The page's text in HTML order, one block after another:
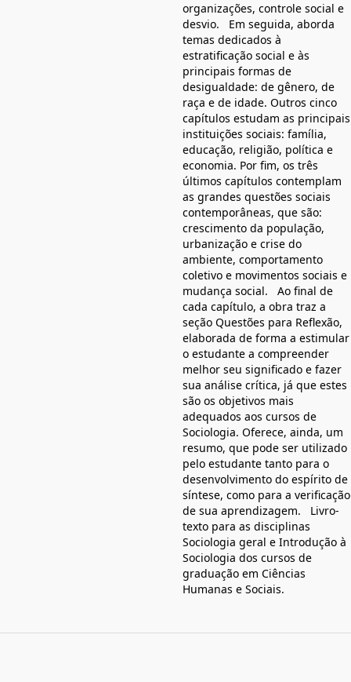
organizações, controle social e
desvio. Em seguida, aborda
temas dedicados à
estratificação social e às
principais formas de
desigualdade: de gênero, de
raça e de idade. Outros cinco
capítulos estudam as principais
instituições sociais: família,
educação, religião, política e
economia. Por fim, os três
últimos capítulos contemplam
as grandes questões sociais
contemporâneas, que são:
crescimento da população,
urbanização e crise do
ambiente, comportamento
coletivo e movimentos sociais e
mudança social. Ao final de
cada capítulo, a obra traz a
seção Questões para Reflexão,
elaborada de forma a estimular
o estudante a compreender
melhor seu significado e fazer
sua análise crítica, já que estes
são os objetivos mais
adequados aos cursos de
Sociologia. Oferece, ainda, um
resumo, que pode ser utilizado
pelo estudante tanto para o
desenvolvimento do espírito de
síntese, como para a verificação
de sua aprendizagem. Livro-
texto para as disciplinas
Sociologia geral e Introdução à
Sociologia dos cursos de
graduação em Ciências
Humanas e Sociais.